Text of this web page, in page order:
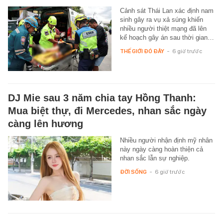
Cảnh sát Thái Lan xác định nam
sinh gây ra vụ xả súng khiến
nhiều người thiệt mạng đã lên
kế hoạch gây án sau thời gian…
THẾ GIỚI ĐÓ ĐÂY - 6 giờ trước
DJ Mie sau 3 năm chia tay Hồng Thanh:
Mua biệt thự, đi Mercedes, nhan sắc ngày
càng lên hương
Nhiều người nhận định mỹ nhân
này ngày càng hoàn thiện cả
nhan sắc lẫn sự nghiệp.
ĐỜI SỐNG - 6 giờ trước